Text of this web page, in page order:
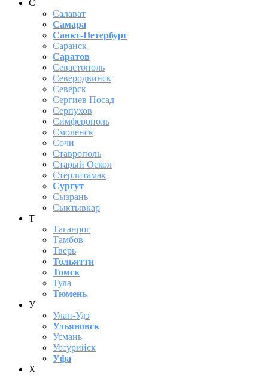
С
Салават
Самара
Санкт-Петербург
Саранск
Саратов
Севастополь
Северодвинск
Северск
Сергиев Посад
Серпухов
Симферополь
Смоленск
Сочи
Ставрополь
Старый Оскол
Стерлитамак
Сургут
Сызрань
Сыктывкар
Т
Таганрог
Тамбов
Тверь
Тольятти
Томск
Тула
Тюмень
У
Улан-Удэ
Ульяновск
Усмань
Уссурийск
Уфа
Х